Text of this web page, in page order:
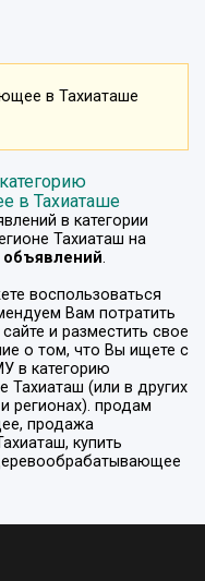
в Тахиаташе
в Тахиаташе
в категории
Тахиаташ на
объявлений.
воспользоваться
Вам потратить
и разместить свое
о том, что Вы ищете с
в категорию
Тахиаташ (или в других
регионах). продам
продажа
купить